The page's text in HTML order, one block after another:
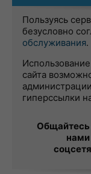
Пользуясь
безусловно
обслуживания.
сайта
гиперссылки
Общайтесь
нами